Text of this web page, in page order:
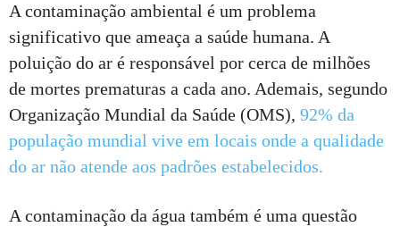
A contaminação ambiental é um problema
significativo que ameaça a saúde humana. A
poluição do ar é responsável por cerca de milhões
de mortes prematuras a cada ano. Ademais, segundo
Organização Mundial da Saúde (OMS), 92% da
população mundial vive em locais onde a qualidade
do ar não atende aos padrões estabelecidos.
A contaminação da água também é uma questão